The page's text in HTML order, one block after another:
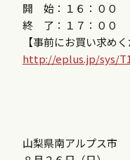
開 始：１６：００
終 了：１７：００
【事前にお買い求
http://eplus.jp/sys/
山梨県南アルプス市